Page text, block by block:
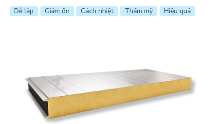
Dễ lắp Giảm ồn Cách nhiệt Thẩm mỹ Hiệu quả